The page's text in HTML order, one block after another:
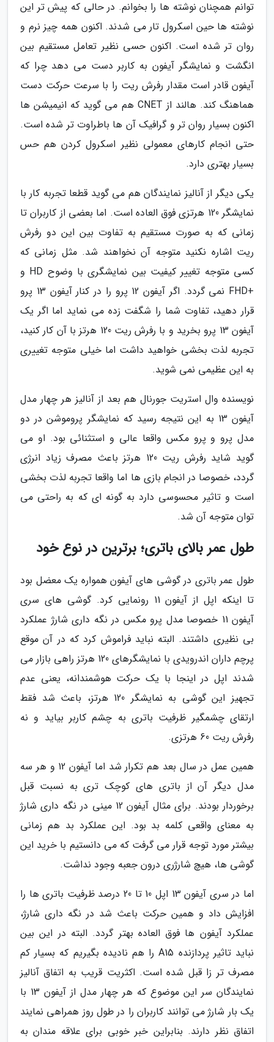
توانم همچنان نوشته ها را بخوانم. در حالی که پیش تر این
نوشته ها حین اسکرول تار می شدند. اکنون همه چیز نرم و
روان تر شده است. اکنون حسی نظیر تعامل مستقیم بین
انگشت و نمایشگر آیفون به کاربر دست می دهد چرا که
آیفون قادر است مقدار رفرش ریت را با سرعت حرکت دست
هماهنگ کند. هالند از CNET هم می گوید که انیمیشن ها
اکنون بسیار روان تر و گرافیک آن ها باطراوت تر شده است.
حتی انجام کارهای معمولی نظیر اسکرول کردن هم حس
بسیار بهتری دارد.
یکی دیگر از آنالیز نمایندگان هم می گوید قطعا تجربه کار با
نمایشگر 120 هرتزی فوق العاده است. اما بعضی از کاربران تا
زمانی که به صورت مستقیم به تفاوت بین این دو رفرش
ریت اشاره نکنید متوجه آن نخواهند شد. مثل زمانی که
کسی متوجه تغییر کیفیت بین نمایشگری با وضوح HD و
+FHD نمی گردد. اگر آیفون 12 پرو را در کنار آیفون 13 پرو
قرار دهید، تفاوت شما را شگفت زده می نماید اما اگر یک
آیفون 13 پرو بخرید و با رفرش ریت 120 هرتز با آن کار کنید،
تجربه لذت بخشی خواهید داشت اما خیلی متوجه تغییری
به این عظیمی نمی شوید.
نویسنده وال استریت جورنال هم بعد از آنالیز هر چهار مدل
آیفون 13 به این نتیجه رسید که نمایشگر پروموشن در دو
مدل پرو و پرو مکس واقعا عالی و استثنائی بود. او می
گوید شاید رفرش ریت 120 هرتز باعث مصرف زیاد انرژی
گردد، خصوصا در انجام بازی ها اما واقعا تجربه لذت بخشی
است و تاثیر محسوسی دارد به گونه ای که به راحتی می
توان متوجه آن شد.
طول عمر بالای باتری؛ برترین در نوع خود
طول عمر باتری در گوشی های آیفون همواره یک معضل بود
تا اینکه اپل از آیفون 11 رونمایی کرد. گوشی های سری
آیفون 11 خصوصا مدل پرو مکس در نگه داری شارژ عملکرد
بی نظیری داشتند. البته نباید فراموش کرد که در آن موقع
پرچم داران اندرویدی با نمایشگرهای 120 هرتز راهی بازار می
شدند اپل در اینجا با یک حرکت هوشمندانه، یعنی عدم
تجهیز این گوشی به نمایشگر 120 هرتز، باعث شد فقط
ارتقای چشمگیر ظرفیت باتری به چشم کاربر بیاید و نه
رفرش ریت 60 هرتزی.
همین عمل در سال بعد هم تکرار شد اما آیفون 12 و هر سه
مدل دیگر آن از باتری های کوچک تری به نسبت قبل
برخوردار بودند. برای مثال آیفون 12 مینی در نگه داری شارژ
به معنای واقعی کلمه بد بود. این عملکرد بد هم زمانی
بیشتر مورد توجه قرار می گرفت که می دانستیم با خرید این
گوشی ها، هیچ شارژری درون جعبه وجود نداشت.
اما در سری آیفون 13 اپل 10 تا 20 درصد ظرفیت باتری ها را
افزایش داد و همین حرکت باعث شد در نگه داری شارژ،
عملکرد آیفون ها فوق العاده بهتر گردد. البته در این بین
نباید تاثیر پردازنده A15 را هم نادیده بگیریم که بسیار کم
مصرف تر زا قبل شده است. اکثریت قریب به اتفاق آنالیز
نمایندگان سر این موضوع که هر چهار مدل از آیفون 13 با
یک بار شارژ می توانند کاربران را در طول روز همراهی نمایند
اتفاق نظر دارند. بنابراین خبر خوبی برای علاقه مندان به